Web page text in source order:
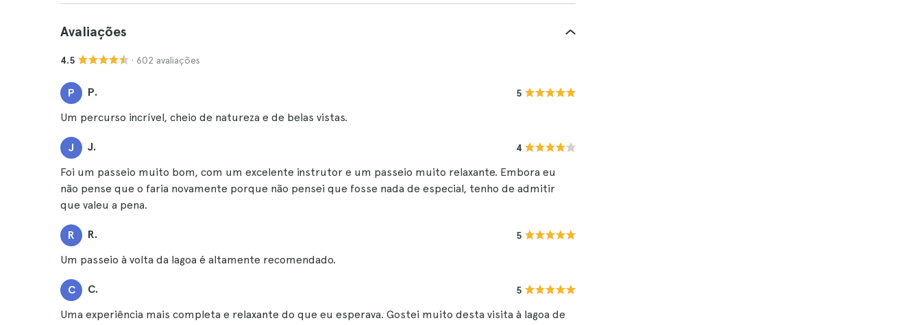
Avaliações
4.5 · 602 avaliações
P P. 5
Um percurso incrível, cheio de natureza e de belas vistas.
J J. 4
Foi um passeio muito bom, com um excelente instrutor e um passeio muito relaxante. Embora eu
não pense que o faria novamente porque não pensei que fosse nada de especial, tenho de admitir
que valeu a pena.
R R. 5
Um passeio à volta da lagoa é altamente recomendado.
C C. 5
Uma experiência mais completa e relaxante do que eu esperava. Gostei muito desta visita à lagoa de